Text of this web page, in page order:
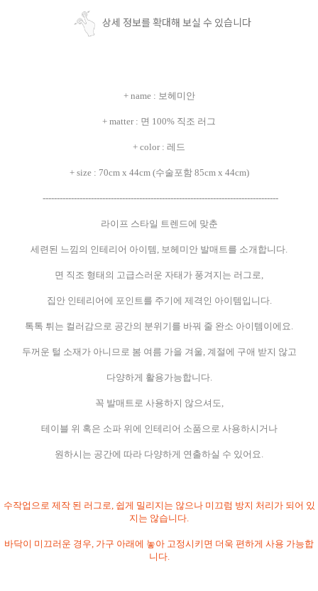
상세 정보를 확대해 보실 수 있습니다
+ name : 보헤미안
+ matter : 면 100% 직조 러그
+ color : 레드
+ size : 70cm x 44cm (수술포함 85cm x 44cm)
-----------------------------------------------------------------------------------
라이프 스타일 트렌드에 맞춘
세련된 느낌의 인테리어 아이템, 보헤미안 발매트를 소개합니다.
면 직조 형태의 고급스러운 자태가 풍겨지는 러그로,
집안 인테리어에 포인트를 주기에 제격인 아이템입니다.
톡톡 튀는 컬러감으로 공간의 분위기를 바꿔 줄 완소 아이템이에요.
두꺼운 털 소재가 아니므로 봄 여름 가을 겨울, 계절에 구애 받지 않고
다양하게 활용가능합니다.
꼭 발매트로 사용하지 않으셔도,
테이블 위 혹은 소파 위에 인테리어 소품으로 사용하시거나
원하시는 공간에 따라 다양하게 연출하실 수 있어요.
수작업으로 제작 된 러그로, 쉽게 밀리지는 않으나 미끄럼 방지 처리가 되어 있
지는 않습니다.
바닥이 미끄러운 경우, 가구 아래에 놓아 고정시키면 더욱 편하게 사용 가능합
니다.